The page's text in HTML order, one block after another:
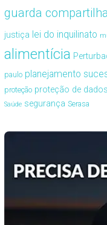
guarda
justiça lei do inquilinato
alimentícia
paulo planejamento
proteção proteção de dados
Saúde segurança Serasa